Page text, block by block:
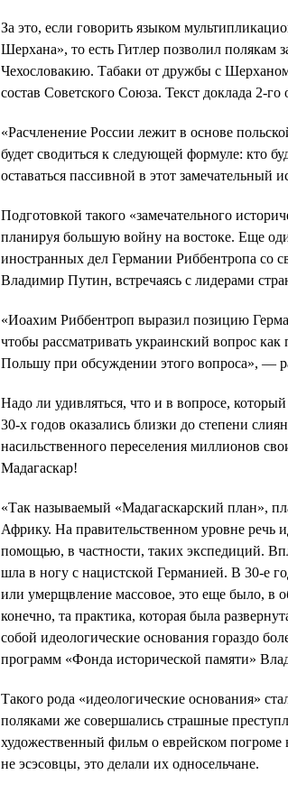
За это, если говорить языком
Шерхана», то есть Гитлер позволил полякам
Чехословакию. Табаки от дружбы с
состав Советского Союза. Текст доклада 2-
«Расчленение России лежит в основе
будет сводиться к следующей формуле: кто
оставаться пассивной в этот замечательный
Подготовкой такого «замечательного
планируя большую войну на востоке. Еще
иностранных дел Германии Риббентропа со
Владимир Путин, встречаясь с лидерами
«Иоахим Риббентроп выразил позицию
чтобы рассматривать украинский вопрос
Польшу при обсуждении этого вопроса», —
Надо ли удивляться, что и в вопросе,
30-х годов оказались близки до степени
насильственного переселения миллионов
Мадагаскар!
«Так называемый «Мадагаскарский план»,
Африку. На правительственном уровне речь
помощью, в частности, таких экспедиций.
шла в ногу с нацистской Германией. В 30-е
или умерщвление массовое, это еще было, в
конечно, та практика, которая была
собой идеологические основания гораздо
программ «Фонда исторической памяти»
Такого рода «идеологические основания»
поляками же совершались страшные
художественный фильм о еврейском погроме
не эсэсовцы, это делали их односельчане.